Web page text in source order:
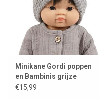
Minikane Gordi poppen
en Bambinis grijze
gebreide muts Marius
€15,99